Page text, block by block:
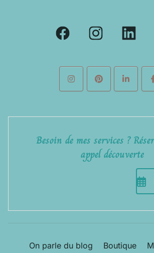
Besoin de mes services ?
appel découverte
On parle du blog Boutique